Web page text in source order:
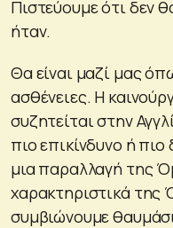
Πιστεύουμε ότι δεν
ήταν.
Θα είναι μαζί μας
ασθένειες. Η
συζητείται στην
πιο επικίνδυνο ή πιο
μια παραλλαγή της
χαρακτηριστικά της
συμβιώνουμε